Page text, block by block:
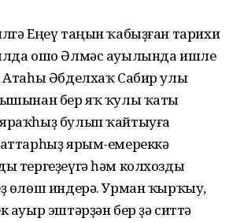
Еңеү таңын ҡабыҙған тарихи
ошо Әлмәс ауылында ишле
Атаһы Әбделхаҡ Сабир улы
бер яҡ ҡулы ҡаты
булып ҡайтыуға
ярым-емереккә
тергеҙеүгә һәм колхозды
өлөш индерә. Урман ҡырҡыу,
ауыр эштәрҙән бер ҙә ситтә